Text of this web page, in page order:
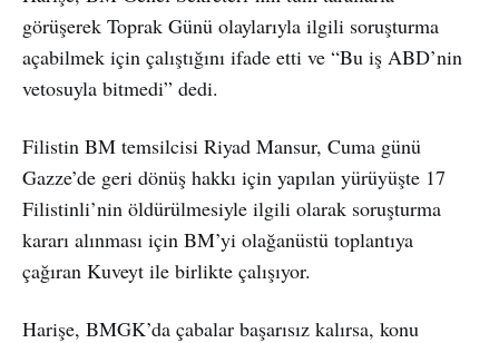
görüşerek Toprak Günü olaylarıyla ilgili soruşturma
açabilmek için çalıştığını ifade etti ve “Bu iş ABD’nin
vetosuyla bitmedi” dedi.
Filistin BM temsilcisi Riyad Mansur, Cuma günü
Gazze’de geri dönüş hakkı için yapılan yürüyüşte 17
Filistinli’nin öldürülmesiyle ilgili olarak soruşturma
kararı alınması için BM’yi olağanüstü toplantıya
çağıran Kuveyt ile birlikte çalışıyor.
Harişe, BMGK’da çabalar başarısız kalırsa, konu